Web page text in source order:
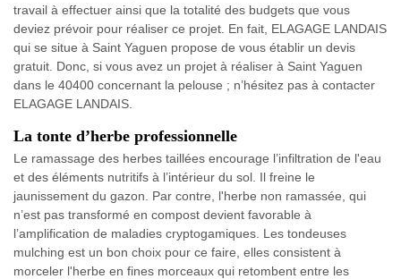
travail à effectuer ainsi que la totalité des budgets que vous
deviez prévoir pour réaliser ce projet. En fait, ELAGAGE LANDAIS
qui se situe à Saint Yaguen propose de vous établir un devis
gratuit. Donc, si vous avez un projet à réaliser à Saint Yaguen
dans le 40400 concernant la pelouse ; n’hésitez pas à contacter
ELAGAGE LANDAIS.
La tonte d’herbe professionnelle
Le ramassage des herbes taillées encourage l’infiltration de l'eau
et des éléments nutritifs à l’intérieur du sol. Il freine le
jaunissement du gazon. Par contre, l'herbe non ramassée, qui
n’est pas transformé en compost devient favorable à
l’amplification de maladies cryptogamiques. Les tondeuses
mulching est un bon choix pour ce faire, elles consistent à
morceler l'herbe en fines morceaux qui retombent entre les